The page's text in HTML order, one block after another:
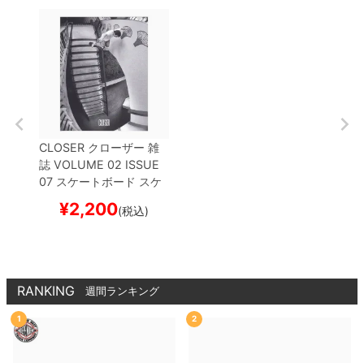
CLOSER クローザー 雑
誌 VOLUME 02 ISSUE
07 スケートボード スケ
¥2,200(税込)
RANKING 週間ランキング
1 2